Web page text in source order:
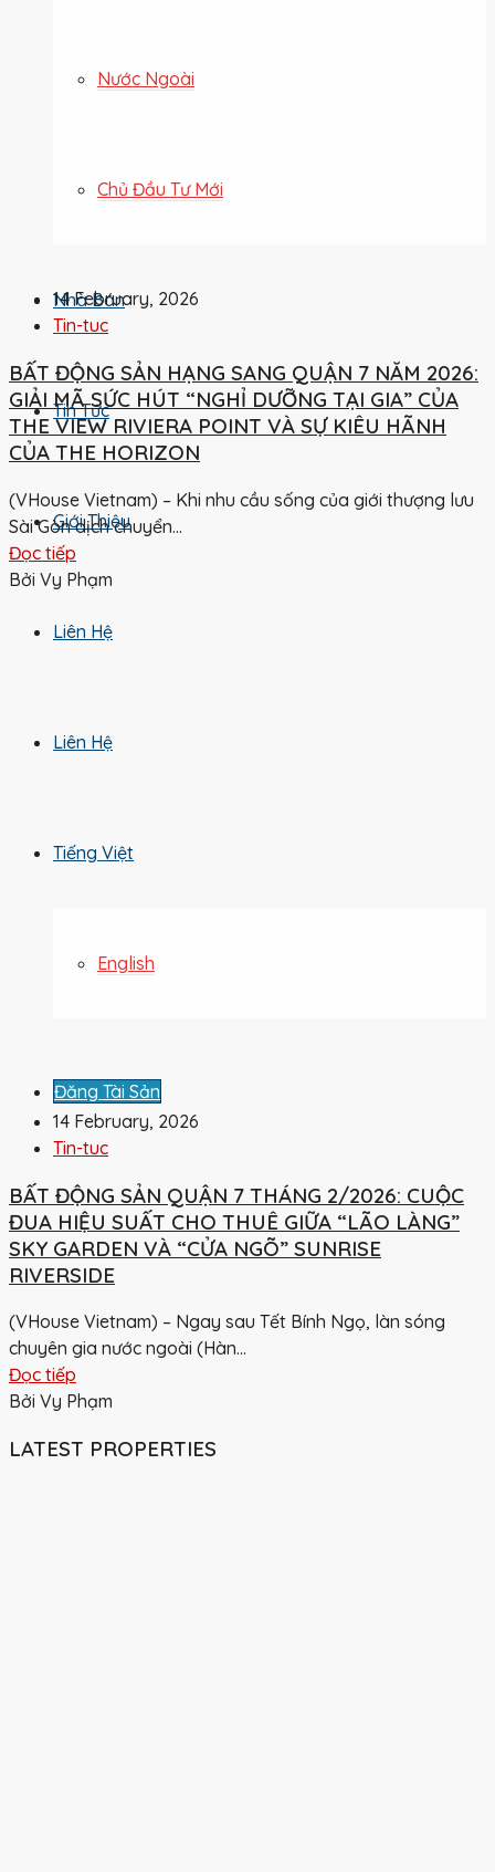
Nước Ngoài
Chủ Đầu Tư Mới
Nhà Bán
Tin Tức
Giới Thiệu
Liên Hệ
Liên Hệ
Tiếng Việt
English
Đăng Tài Sản
14 February, 2026
Tin-tuc
BẤT ĐỘNG SẢN HẠNG SANG QUẬN 7 NĂM 2026:
GIẢI MÃ SỨC HÚT “NGHỈ DƯỠNG TẠI GIA” CỦA
THE VIEW RIVIERA POINT VÀ SỰ KIÊU HÃNH
CỦA THE HORIZON
(VHouse Vietnam) – Khi nhu cầu sống của giới thượng lưu
Sài Gòn dịch chuyển...
Đọc tiếp
Bởi Vy Phạm
14 February, 2026
Tin-tuc
BẤT ĐỘNG SẢN QUẬN 7 THÁNG 2/2026: CUỘC
ĐUA HIỆU SUẤT CHO THUÊ GIỮA “LÃO LÀNG”
SKY GARDEN VÀ “CỬA NGÕ” SUNRISE
RIVERSIDE
(VHouse Vietnam) – Ngay sau Tết Bính Ngọ, làn sóng
chuyên gia nước ngoài (Hàn...
Đọc tiếp
Bởi Vy Phạm
LATEST PROPERTIES